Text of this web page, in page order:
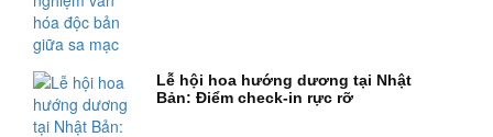
Lễ hội hoa hướng dương tại Nhật
Bản: Điểm check-in rực rỡ